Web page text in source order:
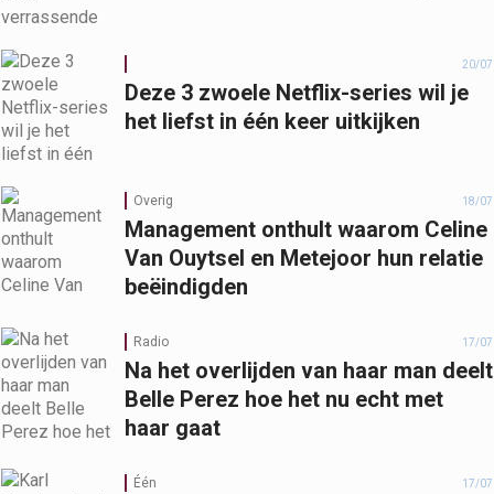
20/07
Deze 3 zwoele Netflix-series wil je
het liefst in één keer uitkijken
Overig 18/07
Management onthult waarom Celine
Van Ouytsel en Metejoor hun relatie
beëindigden
Radio 17/07
Na het overlijden van haar man deelt
Belle Perez hoe het nu echt met
haar gaat
Één 17/07